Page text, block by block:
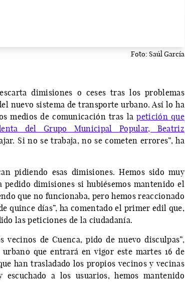
Foto: Saúl García
dimisiones o ceses tras los problemas
nuevo sistema de transporte urbano. Así lo ha
medios de comunicación tras lapetición que
del Grupo Municipal Popular, Beatriz
Si no se trabaja, no se cometen errores”, ha
pidiendo esas dimisiones. Hemos sido muy
pedido dimisiones si hubiésemos mantenido el
que no funcionaba, pero hemos reaccionado
quince días”, ha comentado el primer edil que,
las peticiones de la ciudadanía.
vecinos de Cuenca, pido de nuevo disculpas”,
que entrará en vigor este martes 16 de
han trasladado los propios vecinos y vecinas
a los usuarios, hemos mantenido